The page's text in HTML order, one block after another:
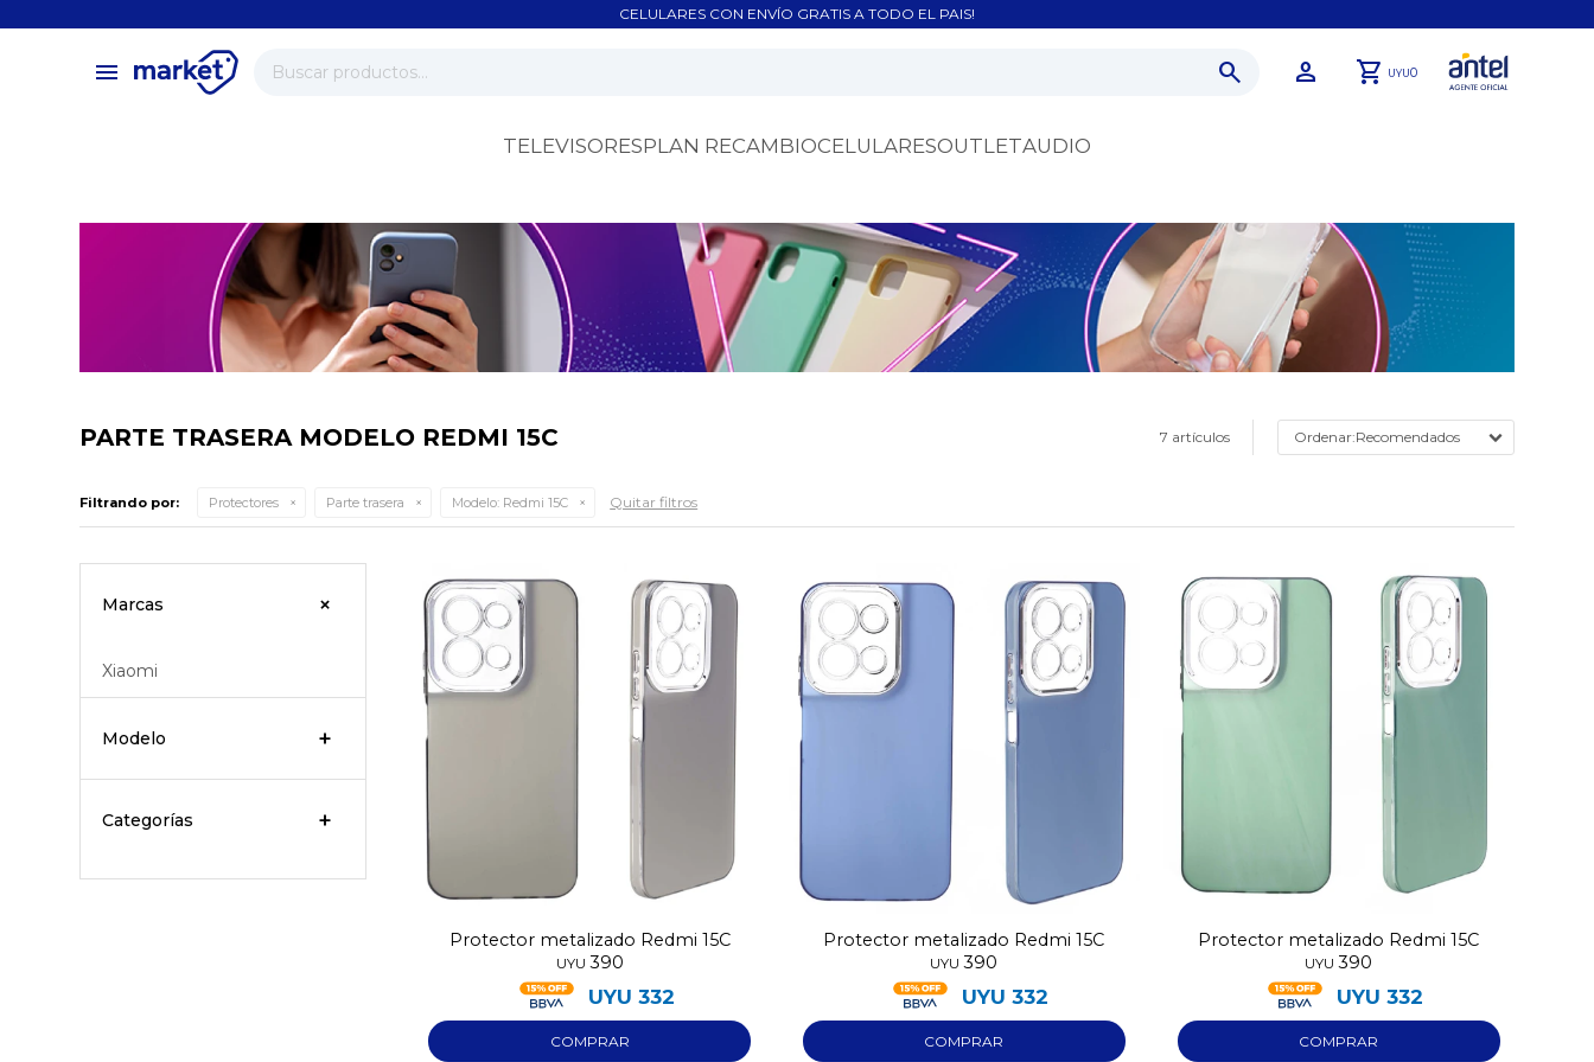
CELULARES CON ENVÍO GRATIS A TODO EL PAIS!
menu UYU0
TELEVISORESPLAN RECAMBIOCELULARESOUTLETAUDIO
PARTE TRASERA MODELO REDMI 15C 7 artículos Recomendados
Filtrando por: Protectores Parte trasera Modelo: Redmi 15C Quitar filtros
Protector metalizado Redmi 15C
UYU 390
UYU 332
Protector metalizado Redmi 15C
UYU 390
UYU 332
Protector metalizado Redmi 15C
UYU 390
UYU 332
Marcas
Xiaomi
Modelo
Categorías
close
store